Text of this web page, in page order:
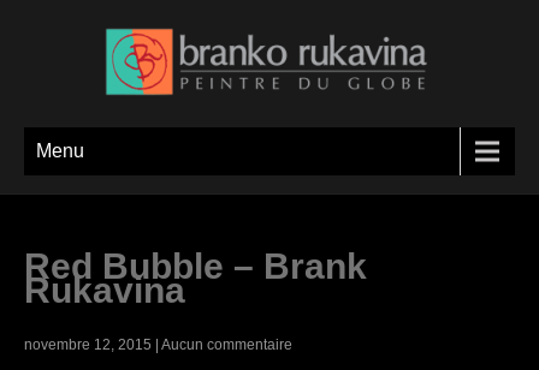
Menu
Red Bubble – Brank
Rukavina
novembre 12, 2015 Aucun commentaire